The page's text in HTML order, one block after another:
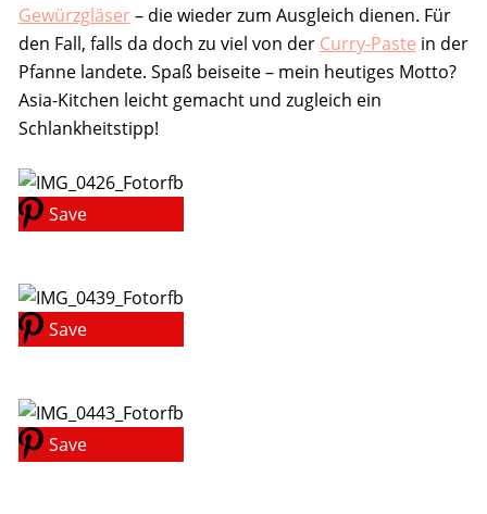
Gewürzgläser– die wieder zum Ausgleich dienen. Für
den Fall, falls da doch zu viel von der Curry-Paste in der
Pfanne landete. Spaß beiseite – mein heutiges Motto?
Asia-Kitchen leicht gemacht und zugleich ein
Schlankheitstipp!
Save
Save
Save